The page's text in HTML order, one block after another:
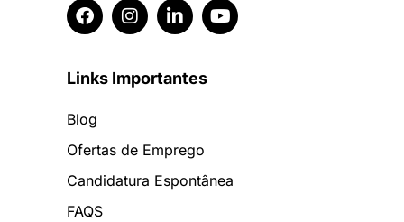
Links Importantes
Blog
Ofertas de Emprego
Candidatura Espontânea
FAQS